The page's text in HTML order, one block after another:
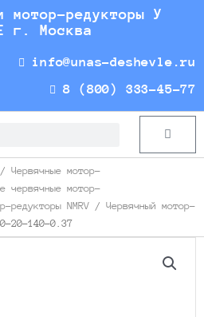
мотор-редукторы У
г. Москва
info@unas-deshevle.ru
8 (800) 333-45-77
Cart
/ Червячные мотор-
червячные мотор-
редукторы NMRV / Червячный мотор-
20-140-0.37